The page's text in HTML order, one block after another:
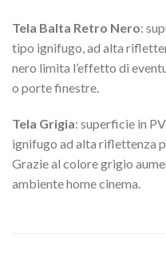
Tela Balta Retro Nero:
tipo ignifugo, ad alta
nero limita l’effetto di
o porte finestre.
Tela Grigia: superficie in
ignifugo ad alta riflettenza
Grazie al colore grigio
ambiente home cinema.